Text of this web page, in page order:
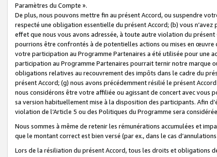
Paramètres du Compte ».
De plus, nous pouvons mettre fin au présent Accord, ou suspendre
respecté une obligation essentielle du présent Accord; (b) vous
effet que nous vous avons adressée, à toute autre violation du
pourrions être confrontés à de potentielles actions ou mises en
votre participation au Programme Partenaires a été utilisée pour une
participation au Programme Partenaires pourrait ternir notre marque
obligations relatives au recouvrement des impôts dans le cadre du
présent Accord; (g) nous avons précédemment résilié le présent
nous considérons être votre affiliée ou agissant de concert avec vous
sa version habituellement mise à la disposition des participants. Afin
violation de l’Article 5 ou des Politiques du Programme sera
Nous sommes à même de retenir les rémunérations accumulées et
que le montant correct est bien versé (par ex., dans le cas
Lors de la résiliation du présent Accord, tous les droits et obligations